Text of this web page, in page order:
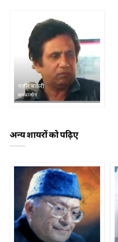
नज़ीर बाक़री
समकालीन
अन्य शायरों को पढ़िए